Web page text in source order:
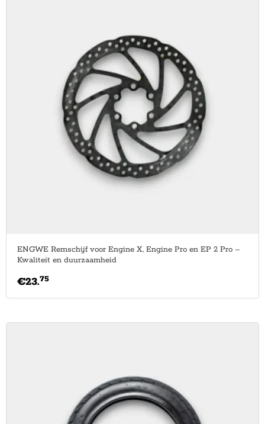
ENGWE Remschijf voor Engine X, Engine Pro en EP 2 Pro –
Kwaliteit en duurzaamheid
€23.75